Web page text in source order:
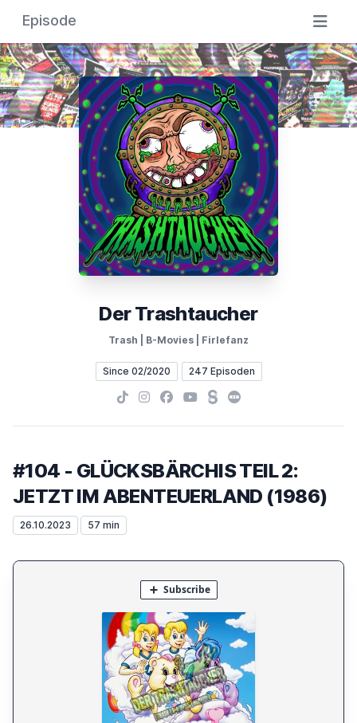
Episode
Der Trashtaucher
Trash | B-Movies | Firlefanz
Since 02/2020 247 Episoden
TikTokInstagram
Facebook
YouTube
SteadyLetterboxd
#104 - GLÜCKSBÄRCHIS TEIL 2:
JETZT IM ABENTEUERLAND (1986)
26.10.2023 57 min